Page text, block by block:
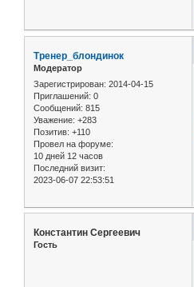
Тренер_блондинок
Модератор
Зарегистрирован: 2014-04-15
Приглашений: 0
Сообщений: 815
Уважение: +283
Позитив: +110
Провел на форуме:
10 дней 12 часов
Последний визит:
2023-06-07 22:53:51
Константин Сергеевич
Гость